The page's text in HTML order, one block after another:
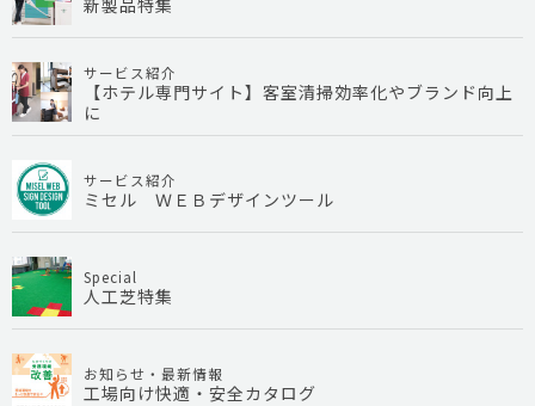
サービス紹介
【ホテル専門サイト】客室清掃効率化やブランド向上
に
サービス紹介
ミセル ＷＥＢデザインツール
Special
人工芝特集
お知らせ・最新情報
工場向け快適・安全カタログ